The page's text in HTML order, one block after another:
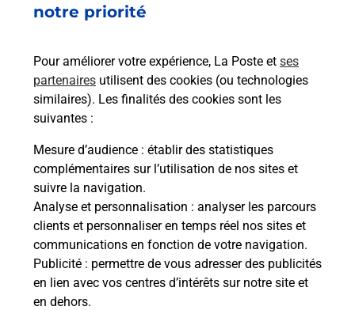
notre priorité
Pour améliorer votre expérience, La Poste et ses
partenaires utilisent des cookies (ou technologies
similaires). Les finalités des cookies sont les
suivantes :
Mesure d’audience : établir des statistiques
complémentaires sur l’utilisation de nos sites et
suivre la navigation.
Analyse et personnalisation : analyser les parcours
clients et personnaliser en temps réel nos sites et
communications en fonction de votre navigation.
Publicité : permettre de vous adresser des publicités
en lien avec vos centres d’intérêts sur notre site et
en dehors.
44590 DERVAL
Malin !
La Poste
en ligne
Ouvert 24h/24
En savoir plus